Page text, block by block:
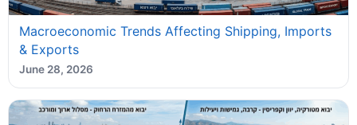
Macroeconomic Trends Affecting Shipping, Imports
& Exports
June 28, 2026